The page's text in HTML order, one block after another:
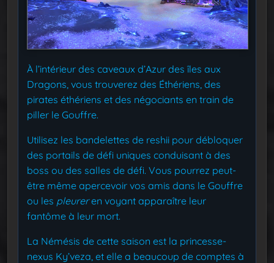
À l’intérieur des caveaux d’Azur des îles aux
Dragons, vous trouverez des Éthériens, des
pirates éthériens et des négociants en train de
piller le Gouffre.
Utilisez les bandelettes de reshii pour débloquer
des portails de défi uniques conduisant à des
boss ou des salles de défi. Vous pourrez peut-
être même apercevoir vos amis dans le Gouffre
ou les pleureren voyant apparaître leur
fantôme à leur mort.
La Némésis de cette saison est la princesse-
nexus Ky’veza, et elle a beaucoup de comptes à